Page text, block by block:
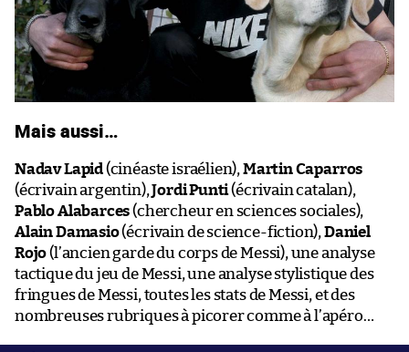
Mais aussi…
Nadav Lapid(cinéaste israélien), Martin Caparros
(écrivain argentin),Jordi Punti(écrivain catalan),
Pablo Alabarces(chercheur en sciences sociales),
Alain Damasio(écrivain de science-fiction), Daniel
Rojo(l’ancien garde du corps de Messi), une analyse
tactique du jeu de Messi, une analyse stylistique des
fringues de Messi, toutes les stats de Messi, et des
nombreuses rubriques à picorer comme à l’apéro…